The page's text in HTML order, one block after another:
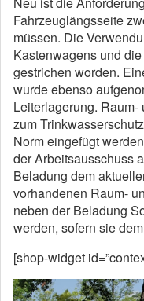
Fahrzeuglängsseite
müssen. Die
Kastenwagens und
gestrichen worden.
wurde ebenso
Leiterlagerung. Raum-
zum
Norm eingefügt
der Arbeitsausschuss
Beladung dem
vorhandenen Raum-
neben der Beladung
werden, sofern sie
[shop-widget